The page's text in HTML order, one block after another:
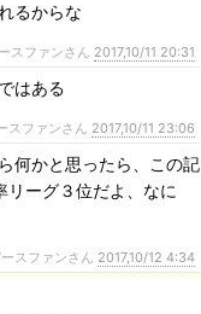
るからな
スファンさん 2017,10/11 20:31
はある
スファンさん 2017,10/11 23:06
何かと思ったら、この記
ーグ３位だよ、なに
スファンさん 2017,10/12 4:34